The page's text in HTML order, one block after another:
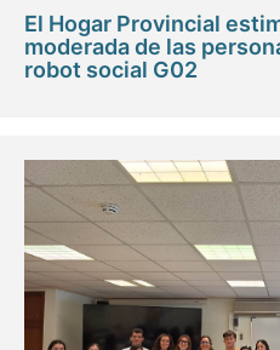
El Hogar Provincial
moderada de las
robot social G02